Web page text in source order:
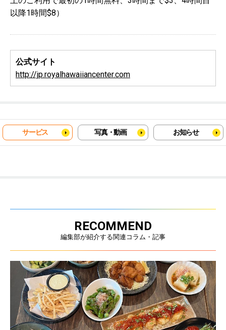
以降1時間$8）
公式サイト
http://jp.royalhawaiiancenter.com
サービス 写真・動画 お知らせ
RECOMMEND
編集部が紹介する関連コラム・記事